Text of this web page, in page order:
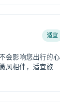
适宜
会影响您出行的心
风相伴，适宜旅